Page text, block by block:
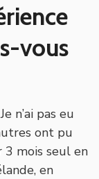
vous
n’ai pas eu
ont pu
3 mois seul en
en